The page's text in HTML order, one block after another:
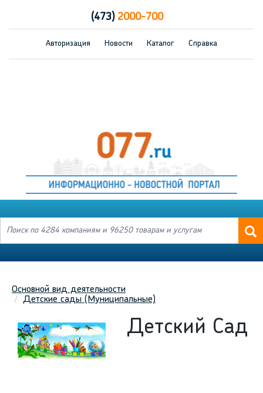
(473)2000-700
Авторизация Новости Каталог Справка
Основной вид деятельности
Детские сады (Муниципальные)
Детский Сад